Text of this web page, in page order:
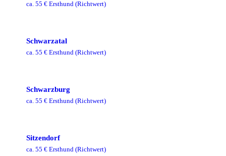
ca. 55 € Ersthund (Richtwert)
Schwarzatal
ca. 55 € Ersthund (Richtwert)
Schwarzburg
ca. 55 € Ersthund (Richtwert)
Sitzendorf
ca. 55 € Ersthund (Richtwert)